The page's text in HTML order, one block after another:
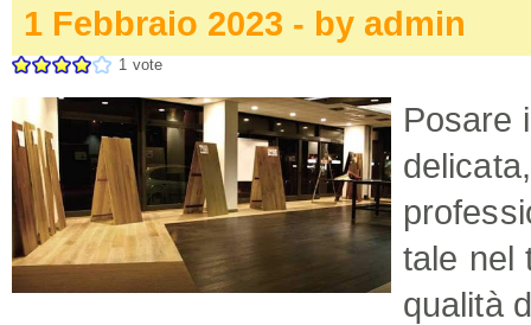
1 Febbraio 2023 - by admin
1 vote
Posare
tale nel
qualità